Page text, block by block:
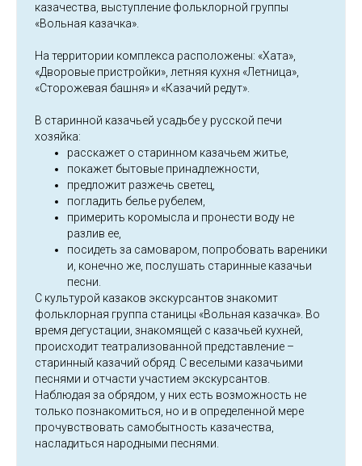
казачества, выступление фольклорной группы
«Вольная казачка».
На территории комплекса расположены: «Хата»,
«Дворовые пристройки», летняя кухня «Летница»,
«Сторожевая башня» и «Казачий редут».
В старинной казачьей усадьбе у русской печи
хозяйка:
расскажет о старинном казачьем житье,
покажет бытовые принадлежности,
предложит разжечь светец,
погладить белье рубелем,
примерить коромысла и пронести воду не
разлив ее,
посидеть за самоваром, попробовать вареники
и, конечно же, послушать старинные казачьи
песни.
С культурой казаков экскурсантов знакомит
фольклорная группа станицы «Вольная казачка». Во
время дегустации, знакомящей с казачьей кухней,
происходит театрализованной представление –
старинный казачий обряд. С веселыми казачьими
песнями и отчасти участием экскурсантов.
Наблюдая за обрядом, у них есть возможность не
только познакомиться, но и в определенной мере
прочувствовать самобытность казачества,
насладиться народными песнями.